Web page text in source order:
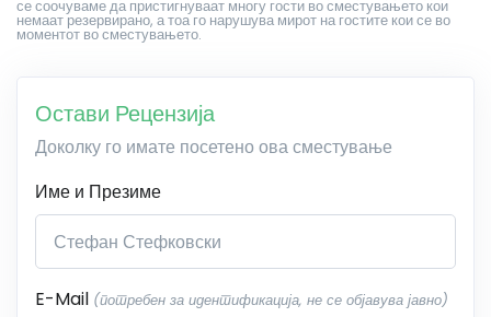
се соочуваме да пристигнуваат многу гости во сместувањето кои
немаат резервирано, а тоа го нарушува мирот на гостите кои се во
моментот во сместувањето.
Остави Рецензија
Доколку го имате посетено ова сместување
Име и Презиме
E-Mail (потребен за идентификација, не се објавува јавно)